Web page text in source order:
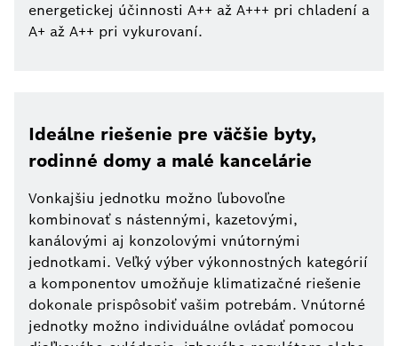
energetickej účinnosti A++ až A+++ pri chladení a
A+ až A++ pri vykurovaní.
Ideálne riešenie pre väčšie byty,
rodinné domy a malé kancelárie
Vonkajšiu jednotku možno ľubovoľne
kombinovať s nástennými, kazetovými,
kanálovými aj konzolovými vnútornými
jednotkami. Veľký výber výkonnostných kategórií
a komponentov umožňuje klimatizačné riešenie
dokonale prispôsobiť vašim potrebám. Vnútorné
jednotky možno individuálne ovládať pomocou